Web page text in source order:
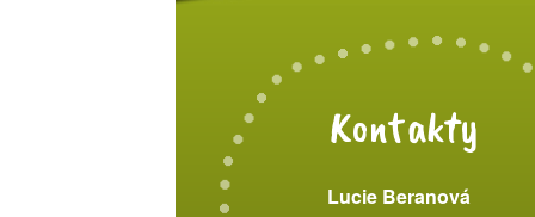
Kontakty
Lucie Beranová